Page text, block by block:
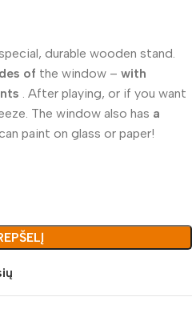
durable wooden stand.
of the window – with
. After playing, or if you want
The window also has a
paint on glass or paper!